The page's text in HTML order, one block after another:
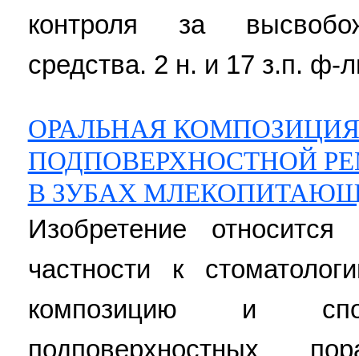
контроля за
средства. 2 н. и 17 з.п. ф-
ОРАЛЬНАЯ
ПОДПОВЕРХНОСТНОЙ
В ЗУБАХ
Изобретение
частности к
композицию и
подповерхностных